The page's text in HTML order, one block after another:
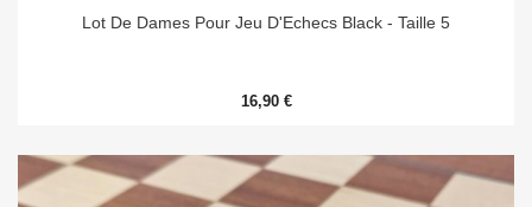
Lot De Dames Pour Jeu D'Echecs Black - Taille 5
16,90 €